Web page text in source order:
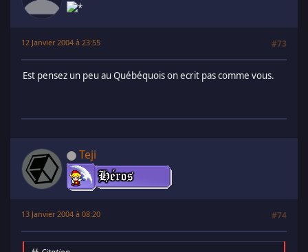
12 Janvier 2004 à 23:55 #73
Est pensez un peu au Québéquois on ecrit pas comme vous.
Teji
13 Janvier 2004 à 08:20 #74